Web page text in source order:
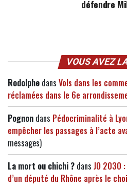
défendre
VOUS AVEZ
Rodolphe dans Vols dans les
réclamées dans le 6e
Pognon dans Pédocriminalité à
empêcher les passages à l’acte
messages)
La mort ou chichi ? dans JO 2030
d’un député du Rhône après le